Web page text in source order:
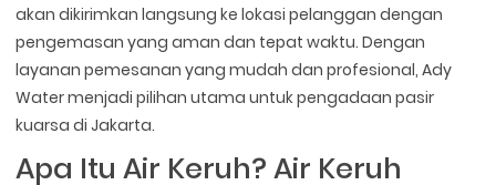
akan dikirimkan langsung ke lokasi pelanggan dengan
pengemasan yang aman dan tepat waktu. Dengan
layanan pemesanan yang mudah dan profesional, Ady
Water menjadi pilihan utama untuk pengadaan pasir
kuarsa di Jakarta.
Apa Itu Air Keruh? Air Keruh